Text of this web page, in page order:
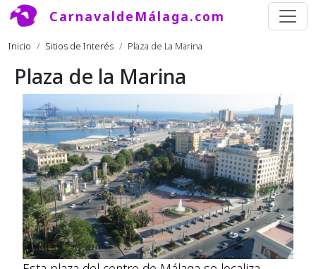
Pasar al contenido principal
CarnavaldeMálaga.com
Inicio Sitios de Interés Plaza de La Marina
Plaza de la Marina